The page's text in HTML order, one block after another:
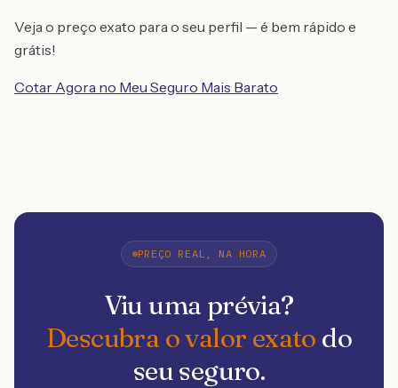
Veja o preço exato para o seu perfil — é bem rápido e
grátis!
Cotar Agora no Meu Seguro Mais Barato
PREÇO REAL, NA HORA
Viu uma prévia?
Descubra o valor exato do
seu seguro.